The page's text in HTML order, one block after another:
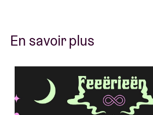
En savoir plus